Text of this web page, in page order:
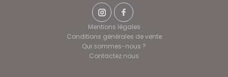
Mentions légales
Conditions générales de vente
Qui sommes-nous ?
Contactez nous